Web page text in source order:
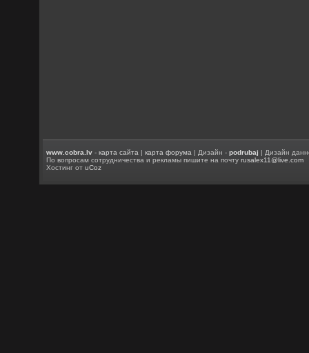
www.cobra.lv -карта сайта |карта форума | Дизайн -podrubaj | Дизайн
По вопросам сотрудничества и рекламы пишите на почтуrusalex11@live.com
Хостинг отuCoz